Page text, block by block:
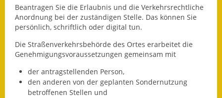
Eröffnungsbilanz
Getrennte
Abwassergebühr
Haushaltspläne
Beantragen Sie die Erlaubnis und die Verkehrsrechtliche
Anordnung bei der zuständigen Stelle. Das können Sie
persönlich, schriftlich oder digital tun.
Die Straßenverkehrsbehörde des Ortes erarbeitet die
Genehmigungsvoraussetzungen gemeinsam mit
der antragstellenden Person,
den anderen von der geplanten Sondernutzung
betroffenen Stellen und